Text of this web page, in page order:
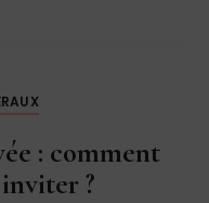
: comment
?